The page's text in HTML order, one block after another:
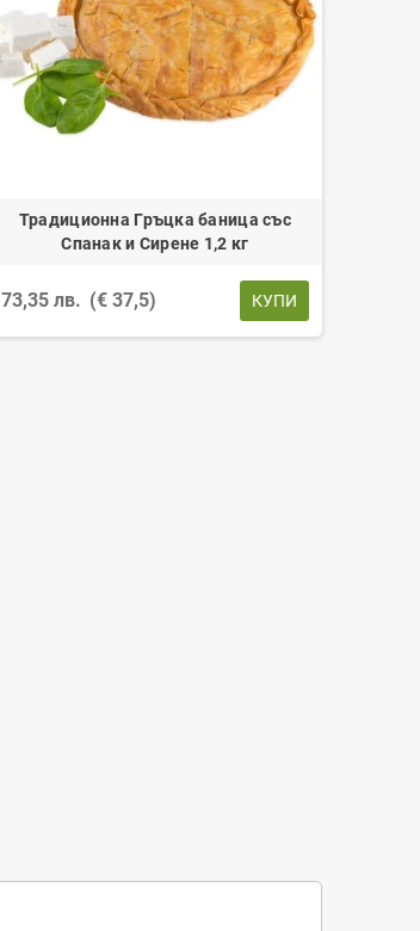
Традиционна Гръцка баница със
Спанак и Сирене 1,2 кг
73,35 лв. (€ 37,5) КУПИ